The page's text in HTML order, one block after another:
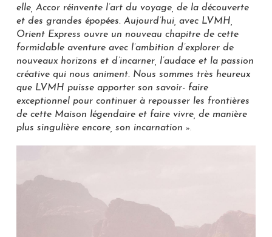
elle, Accor réinvente l’art du voyage, de la découverte
et des grandes épopées. Aujourd’hui, avec LVMH,
Orient Express ouvre un nouveau chapitre de cette
formidable aventure avec l’ambition d’explorer de
nouveaux horizons et d’incarner, l’audace et la passion
créative qui nous animent. Nous sommes très heureux
que LVMH puisse apporter son savoir- faire
exceptionnel pour continuer à repousser les frontières
de cette Maison légendaire et faire vivre, de manière
plus singulière encore, son incarnation ».